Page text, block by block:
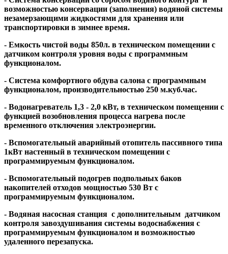
возможностью консервации (заполнения) водяной системы
незамерзающими жидкостями для хранения или
транспортировки в зимнее время.
- Емкость чистой воды 850л. в техническом помещении с
датчиком контроля уровня воды с программным
функционалом.
- Система комфортного обдува салона с программным
функционалом, производительностью 250 м.куб.час.
- Водонагреватель 1,3 - 2,0 кВт, в техническом помещении с
функцией возобновления процесса нагрева после
временного отключения электроэнергии.
- Вспомогательный аварийный отопитель пассивного типа
1кВт настенный в техническом помещении с
программируемым функционалом.
- Вспомогательный подогрев подпольных баков
накопителей отходов мощностью 530 Вт с
программируемым функционалом.
- Водяная насосная станция с дополнительным датчиком
контроля завоздушивания системы водоснабжения с
программируемым функционалом и возможностью
удаленного перезапуска.